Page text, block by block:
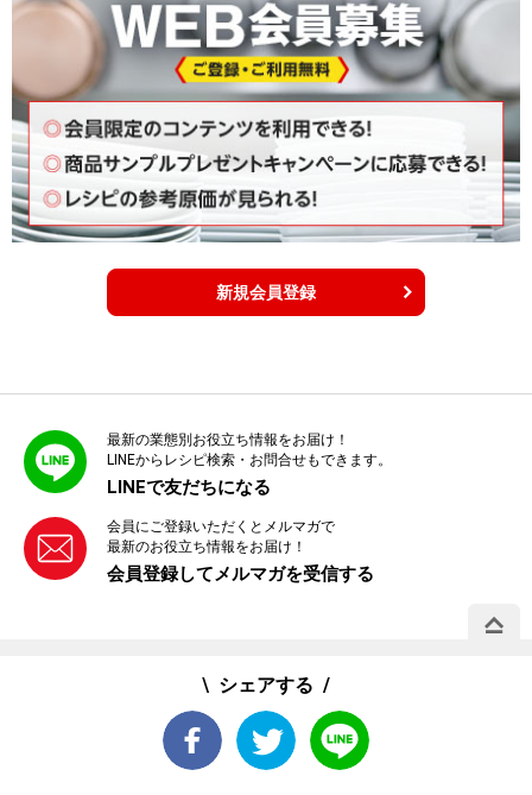
新規会員登録
最新の業態別お役立ち情報をお届け！
LINEからレシピ検索・お問合せもできます。
LINEで友だちになる
会員にご登録いただくとメルマガで
最新のお役立ち情報をお届け！
会員登録してメルマガを受信する
シェアする